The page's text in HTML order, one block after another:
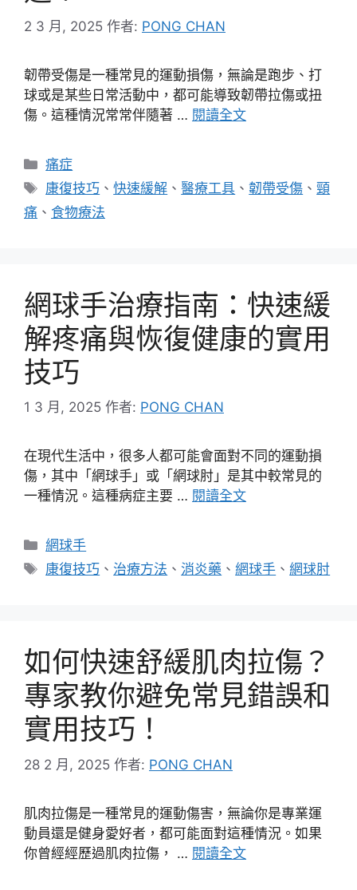
2 3 月, 2025 作者: PONG CHAN
韌帶受傷是一種常見的運動損傷，無論是跑步、打
球或是某些日常活動中，都可能導致韌帶拉傷或扭
傷。這種情況常常伴隨著 … 閱讀全文
分
類
痛症
標
籤
康復技巧 、快速緩解 、醫療工具 、韌帶受傷 、頸
痛 、 食物療法
網球手治療指南：快速緩
解疼痛與恢復健康的實用
技巧
1 3 月, 2025 作者: PONG CHAN
在現代生活中，很多人都可能會面對不同的運動損
傷，其中「網球手」或「網球肘」是其中較常見的
一種情況。這種病症主要 … 閱讀全文
分
類
網球手
標
康復技巧 、 治療方法 、消炎藥 、網球手 、網球肘
如何快速舒緩肌肉拉傷？
專家教你避免常見錯誤和
實用技巧！
28 2 月, 2025 作者: PONG CHAN
肌肉拉傷是一種常見的運動傷害，無論你是專業運
動員還是健身愛好者，都可能面對這種情況。如果
你曾經經歷過肌肉拉傷， … 閱讀全文